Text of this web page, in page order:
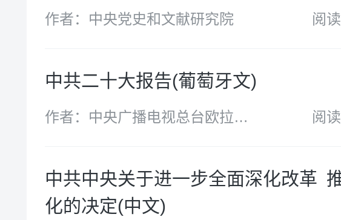
作者：中央党史和文献研究院 阅
中共二十大报告(葡萄牙文)
作者：中央广播电视总台欧拉中
阅
中共中央关于进一步全面深化改革
化的决定(中文)